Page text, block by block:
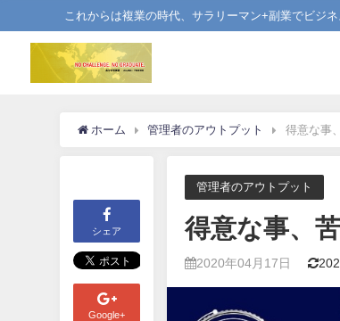
これからは複業の時代、サラリーマン+副業でビジ
ホーム 管理者のアウトプット 得意な事
シェア
Google+
管理者のアウトプット
得意な事、
2020年04月17日